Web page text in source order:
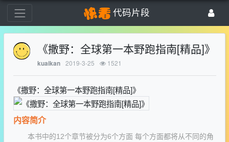
代码片段
《撒野：全球第一本野跑指南[精品]》
kuaikan 2019-3-25 1521
《撒野：全球第一本野跑指南[精品]》
内容简介
本书中的12个章节被分为6个方面 每个方面都将从不同的角